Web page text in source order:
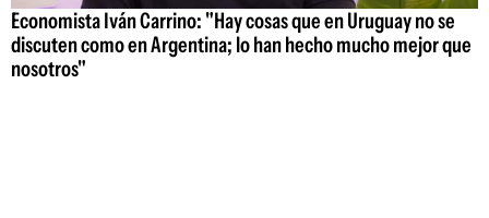
Economista Iván Carrino: "Hay cosas que en Uruguay no se
discuten como en Argentina; lo han hecho mucho mejor que
nosotros"